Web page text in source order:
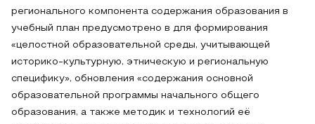
регионального компонента содержания образования в
учебный план предусмотрено в для формирования
«целостной образовательной среды, учитывающей
историко-культурную, этническую и региональную
специфику», обновления «содержания основной
образовательной программы начального общего
образования, а также методик и технологий её